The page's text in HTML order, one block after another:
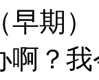
早期
啊？